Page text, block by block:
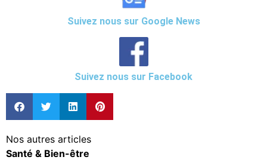
Suivez nous sur Google News
Suivez nous sur Facebook
Nos autres articles
Santé & Bien-être